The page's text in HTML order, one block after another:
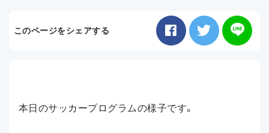
このページをシェアする
本日のサッカープログラムの様子です。